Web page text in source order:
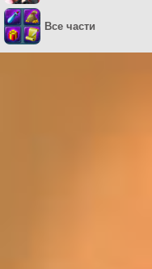
Все части